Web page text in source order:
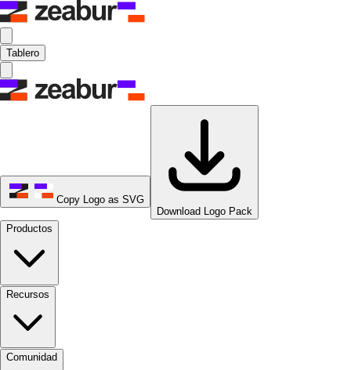
Tablero
Copy Logo as SVG
Download Logo Pack
Productos
Recursos
Comunidad